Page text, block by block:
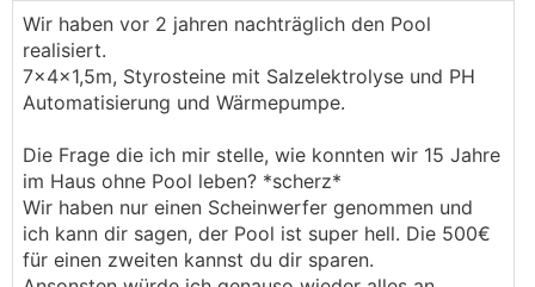
Wir haben vor 2 jahren nachträglich den Pool
realisiert.
7x4x1,5m, Styrosteine mit Salzelektrolyse und PH
Automatisierung und Wärmepumpe.
Die Frage die ich mir stelle, wie konnten wir 15 Jahre
im Haus ohne Pool leben? *scherz*
Wir haben nur einen Scheinwerfer genommen und
ich kann dir sagen, der Pool ist super hell. Die 500€
für einen zweiten kannst du dir sparen.